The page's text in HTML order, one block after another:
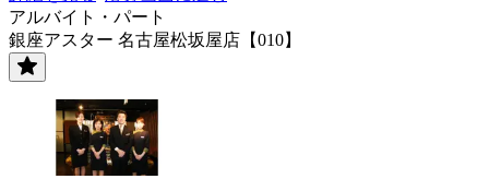
アルバイト・パート
銀座アスター 名古屋松坂屋店【010】